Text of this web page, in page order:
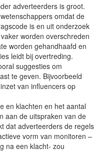
adverteerders is groot.
omdat de
is en uit onderzoek
worden overschreden
worden gehandhaafd en
leidt bij overtreding.
suggesties om
te geven. Bijvoorbeeld
van influencers op
en klachten en het aantal
aan de uitspraken van de
dat adverteerders de regels
vorm van monitoren –
na een klacht- zou